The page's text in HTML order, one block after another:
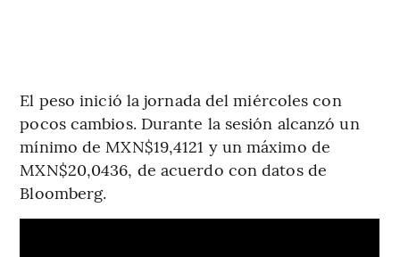
El peso inició la jornada del miércoles con
pocos cambios. Durante la sesión alcanzó un
mínimo de MXN$19,4121 y un máximo de
MXN$20,0436, de acuerdo con datos de
Bloomberg.